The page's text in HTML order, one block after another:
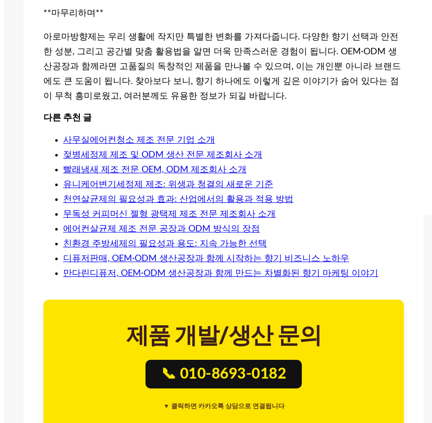
**마무리하며**
아로마방향제는 우리 생활에 작지만 특별한 변화를 가져다줍니다. 다양한 향기 선택과 안전
한 성분, 그리고 공간별 맞춤 활용법을 알면 더욱 만족스러운 경험이 됩니다. OEM·ODM 생
산공장과 함께라면 고품질의 독창적인 제품을 만나볼 수 있으며, 이는 개인뿐 아니라 브랜드
에도 큰 도움이 됩니다. 찾아보다 보니, 향기 하나에도 이렇게 깊은 이야기가 숨어 있다는 점
이 무척 흥미로웠고, 여러분께도 유용한 정보가 되길 바랍니다.
다른 추천 글
사무실에어컨청소 제조 전문 기업 소개
젖병세정제 제조 및 ODM 생산 전문 제조회사 소개
빨래냄새 제조 전문 OEM, ODM 제조회사 소개
유니케어변기세정제 제조: 위생과 청결의 새로운 기준
천연살균제의 필요성과 효과: 산업에서의 활용과 적용 방법
무독성 커피머신 젤형 광택제 제조 전문 제조회사 소개
에어컨살균제 제조 전문 공장과 ODM 방식의 장점
친환경 주방세제의 필요성과 용도: 지속 가능한 선택
디퓨저판매, OEM·ODM 생산공장과 함께 시작하는 향기 비즈니스 노하우
만다린디퓨저, OEM·ODM 생산공장과 함께 만드는 차별화된 향기 마케팅 이야기
제품 개발/생산 문의
📞 010-8693-0182
▼ 클릭하면 카카오톡 상담으로 연결됩니다